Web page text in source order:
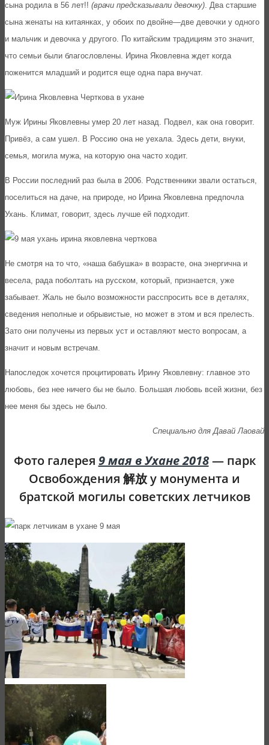
сына родила в 56 лет!! (врачи предсказывали девочку). Два старшие
сына женаты на китаянках, у обоих по двойне—две девочки у одного
и мальчик и девочка у другого. По китайским традициям это значит,
что семьи были благословлены. Ирина Яковлевна ждет когда
поженится младший и родится еще одна пара внучат.
Муж Ирины Яковлевны умер 20 лет назад. Подвел, как она говорит.
Привёз, а сам ушел. В Россию она не уехала. Здесь дети, внуки,
семья, могила мужа, на которую она часто ходит.
В России последний раз была в 2006. Родственники звали остаться,
поселиться на даче, на природе, но Ирина Яковлевна предпочла
Ухань. Климат, говорит, здесь лучше ей подходит.
Не смотря на то что, «наша бабушка» в возрасте, она энергична и
весела, рада поболтать на русском, который, признается, уже
забывает. Жаль не было возможности расспросить все в деталях,
сведения неполные и обрывистые, но может в этом и вся прелесть.
Зато они получены из первых уст и оставляют место вопросам, а
значит и новым встречам.
Напоследок хочется процитировать Ирину Яковлевну: главное это
любовь, без нее ничего бы не было. Большая любовь всей жизни, без
нее меня бы здесь не было.
Специально для Давай Лаовай
Фото галерея 9 мая в Ухане 2018— парк
Освобождения 解放 у монумента и
братской могилы советских летчиков